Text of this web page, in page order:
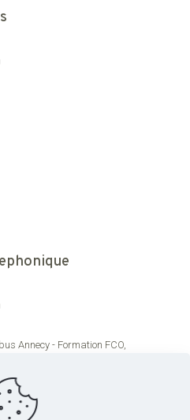
Annecy - Formation FCO,
cher Dijon -
Centre de formation permis CE Lons-